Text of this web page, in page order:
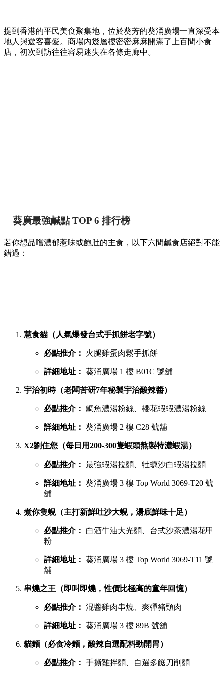
提到香港的平民美食聚集地，位於葵芳的葵涌廣場一直深受本
地人與遊客喜愛。商場內幾層樓密密麻麻開滿了上百間小食
店，初次到訪往往容易迷失在各條走廊中。
葵廣最強鹹點 TOP 6 排行榜
若你想品嚐濃郁惹味或飽肚的主食，以下六間鹹食店絕對不能
錯過：
慧食貓（人氣爆發台式手抓餅老字號）
必點推介： 火腿雞蛋肉鬆手抓餅
詳細地址： 葵涌廣場 1 樓 B01C 號舖
宇治初時（老闆苦研7年秘製宇治酸辣醬）
必點推介： 鯛魚濃湯粉絲、櫻花蝦蝦濃湯粉絲
詳細地址： 葵涌廣場 2 樓 C28 號舖
X2劉住您（每日用200-300隻蝦頭熬製特濃蝦湯）
必點推介： 最強蝦湯拉麵、牡蠣沙白蝦湯拉麵
詳細地址： 葵涌廣場 3 樓 Top World 3069-T20 號
舖
煮你隻蜆（主打新鮮吐沙大蜆，湯底鮮味十足）
必點推介：
白酒牛油大光麵、台式沙茶濃湯花甲
粉
詳細地址： 葵涌廣場 3 樓 Top World 3069-T11 號
舖
串燒之王（即叫即燒，性價比極高的童年回憶）
必點推介： 混醬雞肉串燒、爽彈豬頸肉
詳細地址： 葵涌廣場 3 樓 89B 號舖
貓麵（必食冷麵，酸辣自選配料勁開胃）
必點推介： 手撕雞拌麵、自選多餸刀削麵